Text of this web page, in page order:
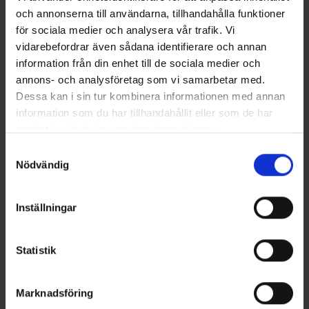
och annonserna till användarna, tillhandahålla funktioner
för sociala medier och analysera vår trafik. Vi
vidarebefordrar även sådana identifierare och annan
information från din enhet till de sociala medier och
annons- och analysföretag som vi samarbetar med.
Dessa kan i sin tur kombinera informationen med annan
information som du har tillhandahållit eller som de har
Nödvändig
Inställningar
Statistik
Marknadsföring
Stoxdal
119 kr
16 andra produkter i samma kategori: